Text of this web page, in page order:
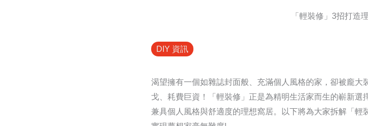
「輕裝修」3招打造
DIY 資訊
渴望擁有一個如雜誌封面般、充滿個人風格的家，卻被龐
戈、耗費巨資！「輕裝修」正是為精明生活家而生的嶄新選
兼具個人風格與舒適度的理想窩居。以下將為大家拆解「輕